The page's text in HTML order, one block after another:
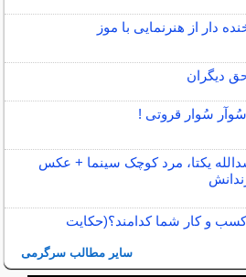
دار از هنرنمایی با موز
دیگران
سُوار قروتی !
یکتا، مرد کوچک سینما + عکس
و كار شما كدامند؟(حکایت
سایر مطالب سرگرمی